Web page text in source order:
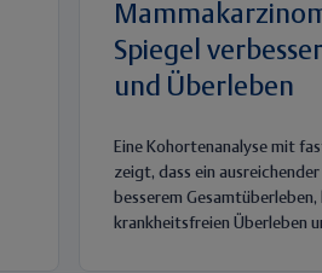
Spiegel
und Überleben
Eine Kohortenanalyse mit
zeigt, dass ein
besserem Gesamtüberleben,
krankheitsfreien Überleben